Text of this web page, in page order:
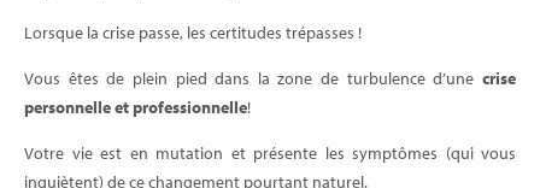
Lorsque la crise passe, les certitudes trépasses !
Vous êtes de plein pied dans la zone de turbulence d’une crise
personnelle et professionnelle!
Votre vie est en mutation et présente les symptômes (qui vous
inquiètent) de ce changement pourtant naturel.